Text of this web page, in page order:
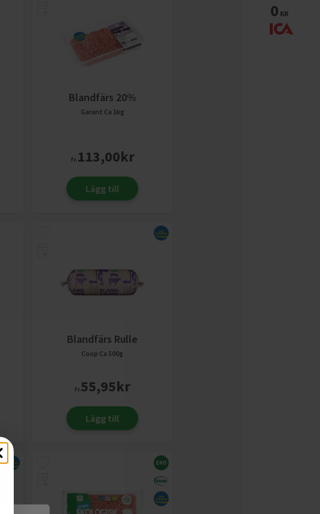
Blandfärs 20%
Garant Ca 1kg
fr. 113,00kr
Lägg till
Blandfärs Rulle
Coop Ca 500g
fr.55,95kr
Lägg till
0 KR